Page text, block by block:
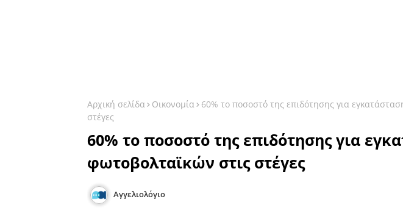
Αρχική σελίδα Οικονομία
60% το ποσοστό της επιδότησης για
στέγες
60% το ποσοστό της επιδότησης για
φωτοβολταϊκών στις στέγες
Αγγελιολόγιο